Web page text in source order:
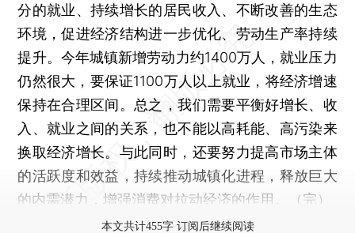
分的就业、持续增长的居民收入、不断改善的生态
环境，促进经济结构进一步优化、劳动生产率持续
提升。今年城镇新增劳动力约1400万人，就业压力
仍然很大，要保证1100万人以上就业，将经济增速
保持在合理区间。总之，我们需要平衡好增长、收
入、就业之间的关系，也不能以高耗能、高污染来
换取经济增长。与此同时，还要努力提高市场主体
的活跃度和效益，持续推动城镇化进程，释放巨大
的内需潜力，增强消费对拉动经济的作用。（完）
本文共计455字 订阅后继续阅读